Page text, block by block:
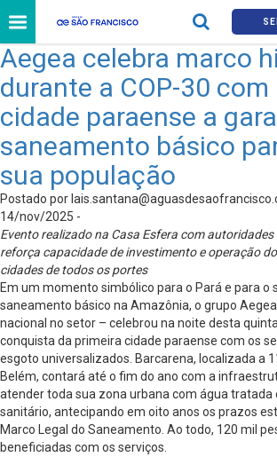
Aegea celebra marco
durante a COP-30
cidade paraense a
saneamento básico
sua população
Postado por
14/nov/2025 -
Evento realizado na Casa Esfera com autoridades
reforça capacidade de investimento e operação
cidades de todos os portes
Em um momento simbólico para o Pará e para o
saneamento básico na Amazônia, o grupo
nacional no setor – celebrou na noite desta
conquista da primeira cidade paraense com os
esgoto universalizados. Barcarena, localizada a
Belém, contará até o fim do ano com a
atender toda sua zona urbana com água tratada
sanitário, antecipando em oito anos os prazos
Marco Legal do Saneamento. Ao todo, 120 mil
beneficiadas com os serviços.